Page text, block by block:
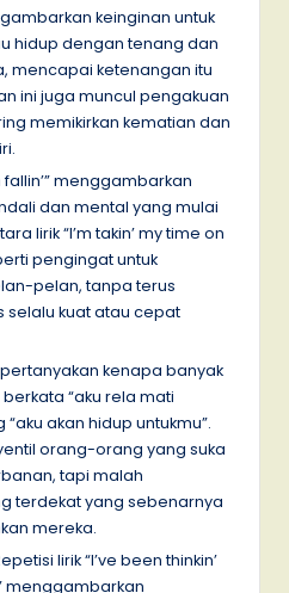
keinginan untuk
hidup dengan tenang dan
mencapai ketenangan itu
ini juga muncul pengakuan
memikirkan kematian dan
fallin’” menggambarkan
dan mental yang mulai
lirik “I’m takin’ my time on
pengingat untuk
pelan, tanpa terus
selalu kuat atau cepat
kenapa banyak
“aku rela mati
akan hidup untukmu”.
orang-orang yang suka
tapi malah
terdekat yang sebenarnya
mereka.
lirik “I’ve been thinkin’
menggambarkan